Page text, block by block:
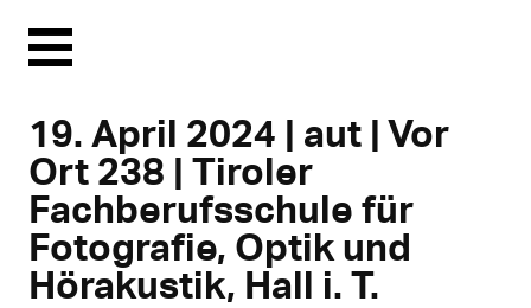
Menu
19. April 2024 | aut | Vor
Ort 238 | Tiroler
Fachberufsschule für
Fotografie, Optik und
Hörakustik, Hall i. T.